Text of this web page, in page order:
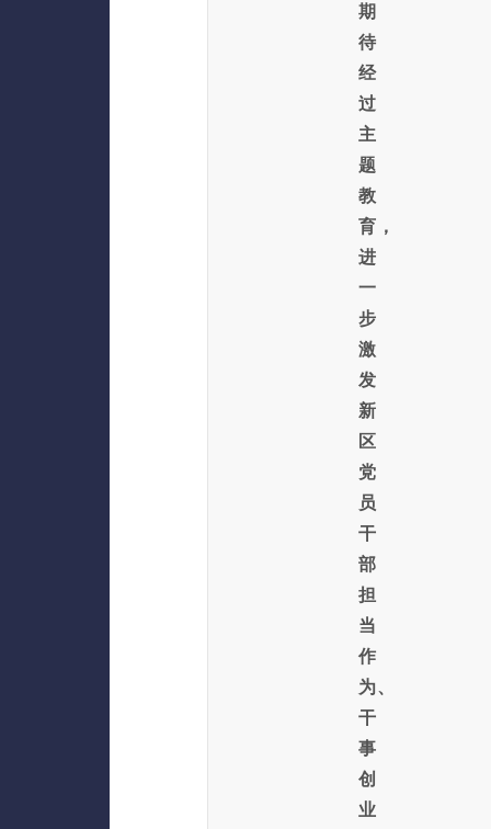
期
待
经
过
主
题
教
育，
进
一
步
激
发
新
区
党
员
干
部
担
当
作
为、
干
事
创
业